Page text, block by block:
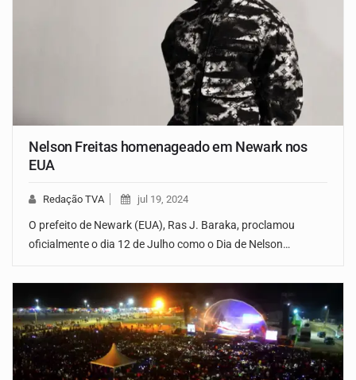
Nelson Freitas homenageado em Newark nos
EUA
Redação TVA jul 19, 2024
O prefeito de Newark (EUA), Ras J. Baraka, proclamou
oficialmente o dia 12 de Julho como o Dia de Nelson…